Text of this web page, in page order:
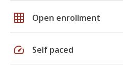
grid_on Open enrollment
speed Self paced